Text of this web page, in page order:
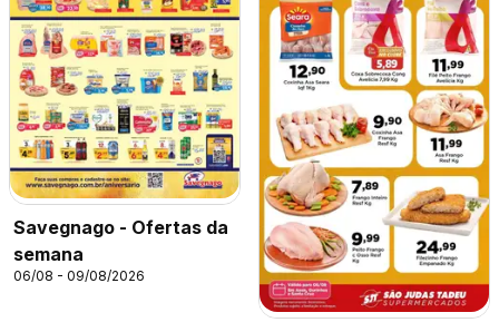
Savegnago - Ofertas da
semana
06/08 - 09/08/2026